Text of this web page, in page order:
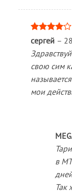
Оценка
из 5
сергей –
свою сим
мои
в
Так